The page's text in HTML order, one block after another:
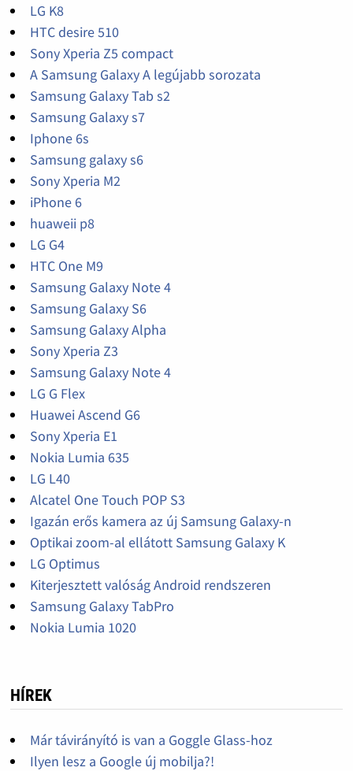
LG K8
HTC desire 510
Sony Xperia Z5 compact
A Samsung Galaxy A legújabb sorozata
Samsung Galaxy Tab s2
Samsung Galaxy s7
Iphone 6s
Samsung galaxy s6
Sony Xperia M2
iPhone 6
huaweii p8
LG G4
HTC One M9
Samsung Galaxy Note 4
Samsung Galaxy S6
Samsung Galaxy Alpha
Sony Xperia Z3
Samsung Galaxy Note 4
LG G Flex
Huawei Ascend G6
Sony Xperia E1
Nokia Lumia 635
LG L40
Alcatel One Touch POP S3
Igazán erős kamera az új Samsung Galaxy-n
Optikai zoom-al ellátott Samsung Galaxy K
LG Optimus
Kiterjesztett valóság Android rendszeren
Samsung Galaxy TabPro
Nokia Lumia 1020
HÍREK
Már távirányító is van a Goggle Glass-hoz
Ilyen lesz a Google új mobilja?!